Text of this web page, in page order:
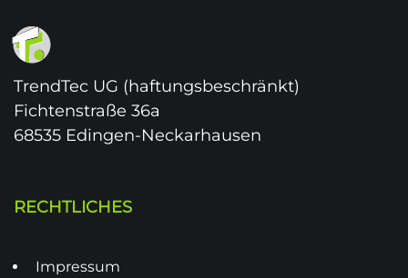
TrendTec UG (haftungsbeschränkt)
Fichtenstraße 36a
68535 Edingen-Neckarhausen
RECHTLICHES
Impressum